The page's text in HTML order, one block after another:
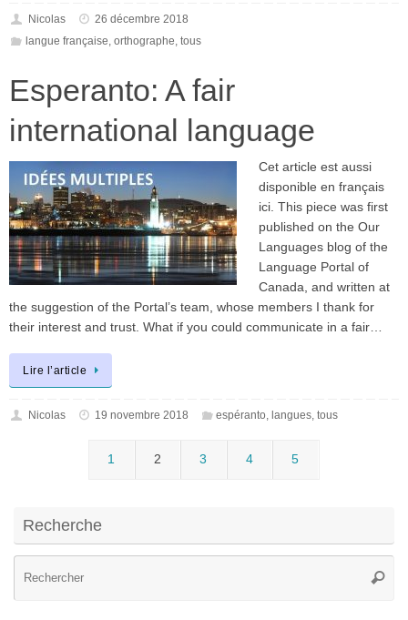
Nicolas
26 décembre 2018
langue française, orthographe, tous
Esperanto: A fair
international language
Cet article est aussi
disponible en français
ici. This piece was first
published on the Our
Languages blog of the
Language Portal of
Canada, and written at
the suggestion of the Portal’s team, whose members I thank for
their interest and trust. What if you could communicate in a fair…
Lire l’article
Nicolas 19 novembre 2018 espéranto langues, tous
1 2 3 4 5
Recherche